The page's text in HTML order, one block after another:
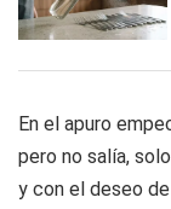
En el apuro
pero no salía,
y con el deseo